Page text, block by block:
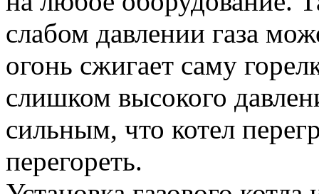
слабом давлении газа
огонь сжигает саму
слишком высокого
сильным, что котел
перегореть.